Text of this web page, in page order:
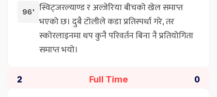
96' स्विट्जरल्याण्ड र अल्जेरिया बीचको खेल समाप्त
भएको छ। दुबै टोलीले कडा प्रतिस्पर्धा गरे, तर
स्कोरलाइनमा थप कुनै परिवर्तन बिना नै प्रतियोगिता
समाप्त भयो।
2 Full Time 0